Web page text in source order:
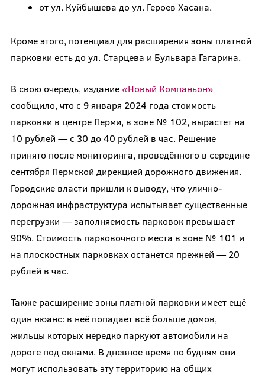
от ул. Куйбышева до ул. Героев Хасана.
Кроме этого, потенциал для расширения зоны платной
парковки есть до ул. Старцева и Бульвара Гагарина.
В свою очередь, издание«Новый Компаньон»
сообщило, что с 9 января 2024 года стоимость
парковки в центре Перми, в зоне № 102, вырастет на
10 рублей — с 30 до 40 рублей в час. Решение
принято после мониторинга, проведённого в середине
сентября Пермской дирекцией дорожного движения.
Городские власти пришли к выводу, что улично-
дорожная инфраструктура испытывает существенные
перегрузки — заполняемость парковок превышает
90%. Стоимость парковочного места в зоне № 101 и
на плоскостных парковках останется прежней — 20
рублей в час.
Также расширение зоны платной парковки имеет ещё
один нюанс: в неё попадает всё больше домов,
жильцы которых нередко паркуют автомобили на
дороге под окнами. В дневное время по будням они
могут использовать эту территорию на общих